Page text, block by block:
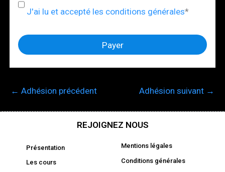
J'ai lu et accepté les conditions générales*
No val
← Adhésion précédent Adhésion suivant →
REJOIGNEZ NOUS
Présentation
Les cours
Mentions légales
Conditions générales